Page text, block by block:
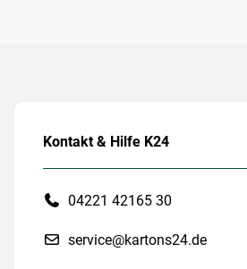
Kontakt & Hilfe K24
04221 42165 30
service@kartons24.de